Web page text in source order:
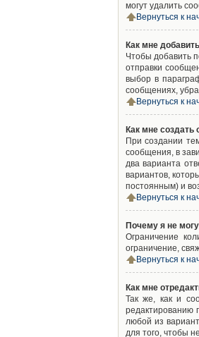
могут удалить
Вернуться к
Как мне
Чтобы добавить
отправки
выбор в
сообщениях,
Вернуться к
Как мне создать
При создании
сообщения, в
два варианта
вариантов,
постоянным) и
Вернуться к
Почему я не
Ограничение
ограничение,
Вернуться к
Как мне
Так же, как и
редактированию
любой из
для того, чтобы